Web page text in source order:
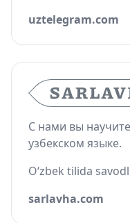
uztelegram.com
С нами вы
узбекском языке.
O‘zbek tilida
sarlavha.com